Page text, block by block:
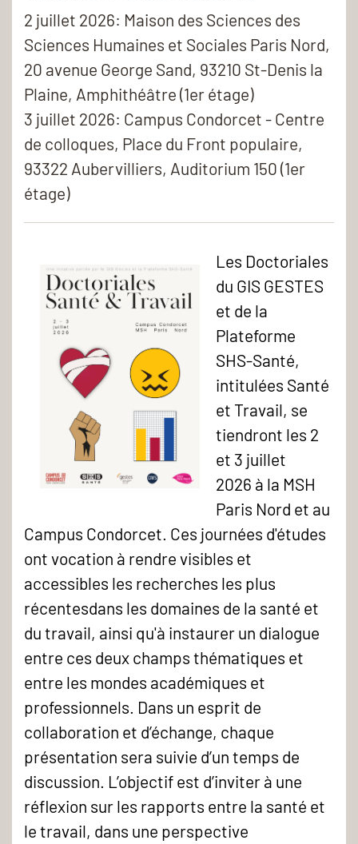
2 juillet 2026: Maison des Sciences des
Sciences Humaines et Sociales Paris Nord,
20 avenue George Sand, 93210 St-Denis la
Plaine, Amphithéâtre (1er étage)
3 juillet 2026: Campus Condorcet - Centre
de colloques, Place du Front populaire,
93322 Aubervilliers, Auditorium 150 (1er
étage)
Les Doctoriales
du GIS GESTES
et de la
Plateforme
SHS-Santé,
intitulées Santé
et Travail, se
tiendront les 2
et 3 juillet
2026 à la MSH
Paris Nord et au
Campus Condorcet. Ces journées d'études
ont vocation à rendre visibles et
accessibles les recherches les plus
récentesdans les domaines de la santé et
du travail, ainsi qu'à instaurer un dialogue
entre ces deux champs thématiques et
entre les mondes académiques et
professionnels. Dans un esprit de
collaboration et d’échange, chaque
présentation sera suivie d’un temps de
discussion. L’objectif est d’inviter à une
réflexion sur les rapports entre la santé et
le travail, dans une perspective